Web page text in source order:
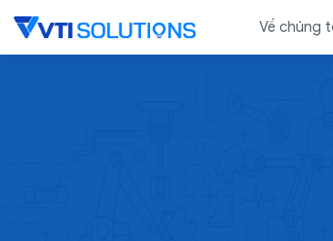
content
Về chúng